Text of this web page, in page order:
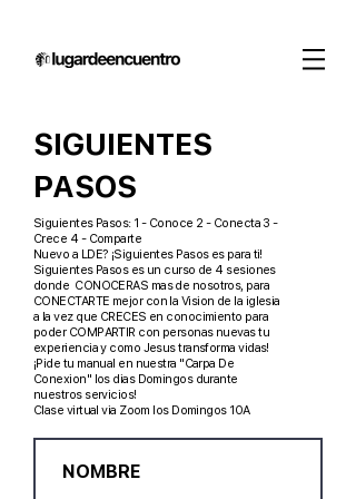
SIGUIENTES
PASOS
Siguientes Pasos: 1 - Conoce 2 - Conecta 3 -
Crece 4 - Comparte
Nuevo a LDE? ¡Siguientes Pasos es para ti!
Siguientes Pasos es un curso de 4 sesiones
donde CONOCERAS mas de nosotros, para
CONECTARTE mejor con la Vision de la iglesia
a la vez que CRECES en conocimiento para
poder COMPARTIR con personas nuevas tu
experiencia y como Jesus transforma vidas!
¡Pide tu manual en nuestra "Carpa De
Conexion" los dias Domingos durante
nuestros servicios!
Clase virtual via Zoom los Domingos 10A